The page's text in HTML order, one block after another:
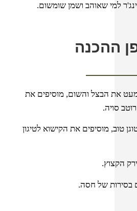
למי שאוהב ושמן שומשום.
ההכנה
מעט את הבצל והשום, מוסיפים את
סויה.
טוב, מוסיפים את הקישוא לטיגון
הקצוץ.
בסירות של חסה.